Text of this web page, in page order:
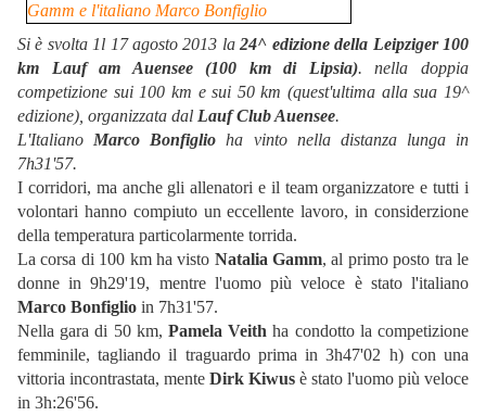
Si è svolta 1l 17 agosto 2013 la24^ edizione della Leipziger 100
km Lauf am Auensee (100 km di Lipsia). nella doppia
competizione sui 100 km e sui 50 km (quest'ultima alla sua 19^
edizione), organizzata dal Lauf Club Auensee.
L'Italiano Marco Bonfiglio ha vinto nella distanza lunga in
7h31'57.
I corridori, ma anche gli allenatori e il team organizzatore e tutti i
volontari hanno compiuto un eccellente lavoro, in considerzione
della temperatura particolarmente torrida.
La corsa di 100 km ha visto Natalia Gamm, al primo posto tra le
donne in 9h29'19, mentre l'uomo più veloce è stato l'italiano
Marco Bonfiglio in 7h31'57.
Nella gara di 50 km, Pamela Veith ha condotto la competizione
femminile, tagliando il traguardo prima in 3h47'02 h) con una
vittoria incontrastata, mente Dirk Kiwus è stato l'uomo più veloce
in 3h:26'56.